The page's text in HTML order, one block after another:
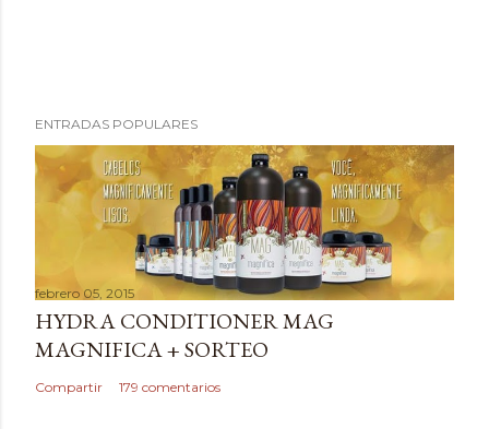
u
b
a
r
u
n
c
ENTRADAS POPULARES
febrero 05, 2015
HYDRA CONDITIONER MAG
MAGNIFICA + SORTEO
Compartir 179 comentarios